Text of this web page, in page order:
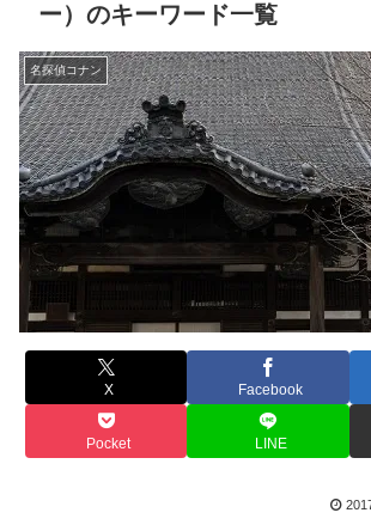
ー）のキーワード一覧
名探偵コナン
X Facebook
Pocket LINE